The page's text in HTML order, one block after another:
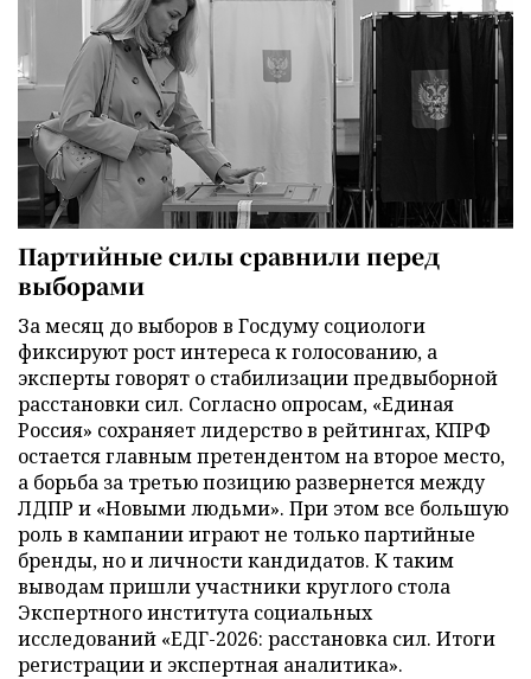
Партийные силы сравнили перед
выборами
За месяц до выборов в Госдуму социологи
фиксируют рост интереса к голосованию, а
эксперты говорят о стабилизации предвыборной
расстановки сил. Согласно опросам, «Единая
Россия» сохраняет лидерство в рейтингах, КПРФ
остается главным претендентом на второе место,
а борьба за третью позицию развернется между
ЛДПР и «Новыми людьми». При этом все большую
роль в кампании играют не только партийные
бренды, но и личности кандидатов. К таким
выводам пришли участники круглого стола
Экспертного института социальных
исследований «ЕДГ-2026: расстановка сил. Итоги
регистрации и экспертная аналитика».